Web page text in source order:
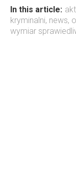
In this article:
kryminalni, news,
wymiar